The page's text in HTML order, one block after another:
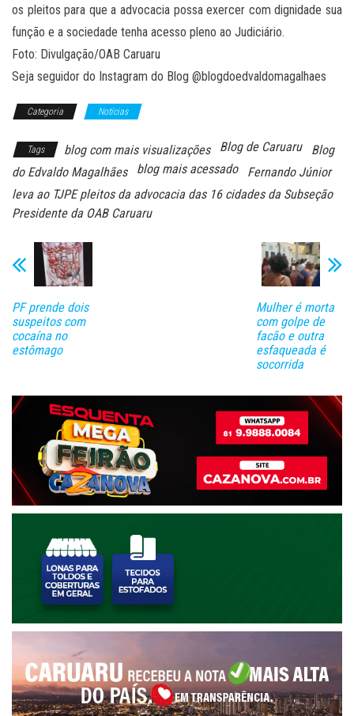
os pleitos para que a advocacia possa exercer com dignidade sua
função e a sociedade tenha acesso pleno ao Judiciário.
Foto: Divulgação/OAB Caruaru
Seja seguidor do Instagram do Blog @blogdoedvaldomagalhaes
Categoria Notícias
Tags blog com mais visualizações Blog de Caruaru
Blog
do Edvaldo Magalhães
blog mais acessado
Fernando Júnior
leva ao TJPE pleitos da advocacia das 16 cidades da Subseção
Presidente da OAB Caruaru
PF prende dois
suspeitos com
cocaína no
estômago
Mulher é morta
com golpe de
facão e outra
esfaqueada é
socorrida